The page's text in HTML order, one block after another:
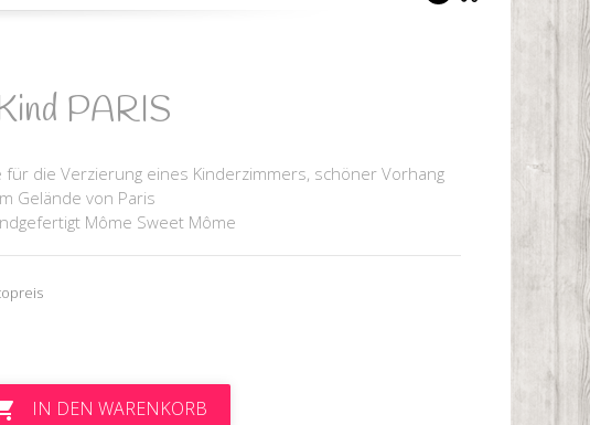
PARIS
für die Verzierung eines Kinderzimmers, schöner Vorhang
Gelände von Paris
Môme Sweet Môme
IN DEN WARENKORB